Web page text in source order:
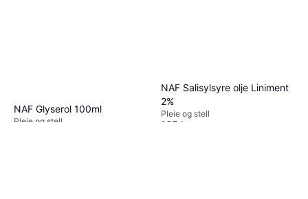
NAF Glyserol 100ml
Pleie og stell
NAF Salisylsyre olje Liniment
2%
Pleie og stell
165 kr